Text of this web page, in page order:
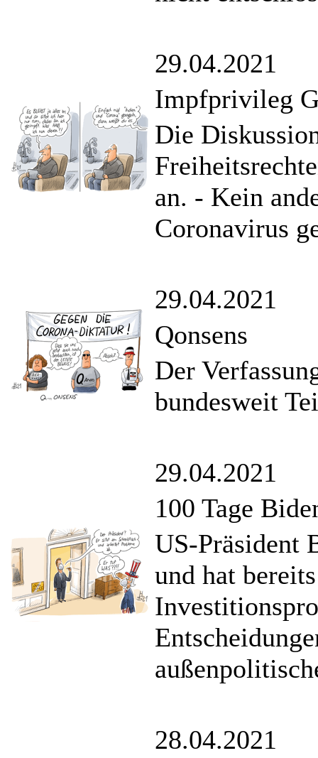
29.04.2021
Impfprivileg
Die
an. - Kein
Coronavirus
29.04.2021
Qonsens
Der
bundesweit
29.04.2021
100 Tage
US-Präsident
und hat
28.04.2021